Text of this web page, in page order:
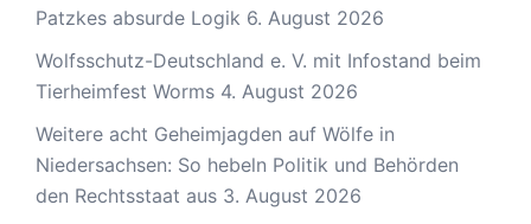
Patzkes absurde Logik 6. August 2026
Wolfsschutz-Deutschland e. V. mit Infostand beim
Tierheimfest Worms 4. August 2026
Weitere acht Geheimjagden auf Wölfe in
Niedersachsen: So hebeln Politik und Behörden
den Rechtsstaat aus 3. August 2026